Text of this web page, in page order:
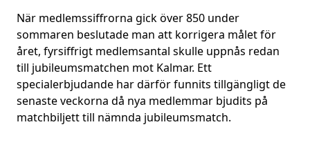
När medlemssiffrorna gick över 850 under
sommaren beslutade man att korrigera målet för
året, fyrsiffrigt medlemsantal skulle uppnås redan
till jubileumsmatchen mot Kalmar. Ett
specialerbjudande har därför funnits tillgängligt de
senaste veckorna då nya medlemmar bjudits på
matchbiljett till nämnda jubileumsmatch.